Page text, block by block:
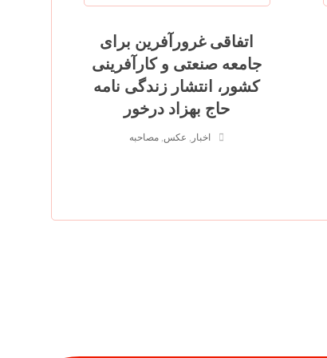
اتفاقی غرورآفرین برای
جامعه صنعتی و کارآفرینی
کشور، انتشار زندگی نامه
حاج بهزاد درخور
اخبار عکس مصاحبه